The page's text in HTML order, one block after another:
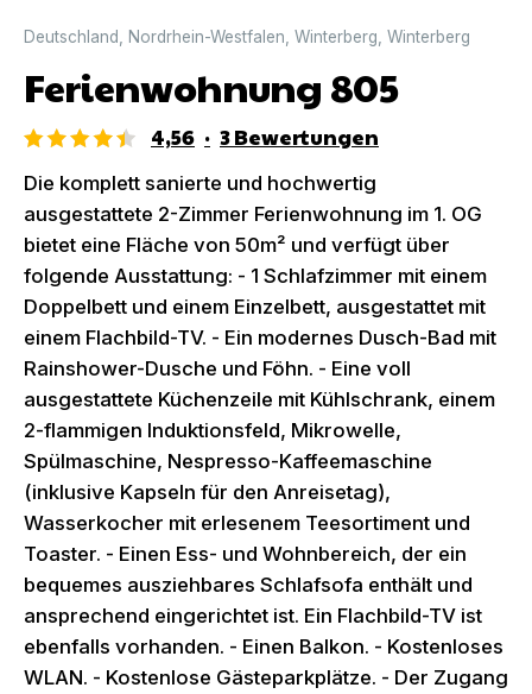
Deutschland Nordrhein-Westfalen Winterberg Winterberg
Ferienwohnung 805
4,56 · 3Bewertungen
Die komplett sanierte und hochwertig
ausgestattete 2-Zimmer Ferienwohnung im 1. OG
bietet eine Fläche von 50m² und verfügt über
folgende Ausstattung: - 1 Schlafzimmer mit einem
Doppelbett und einem Einzelbett, ausgestattet mit
einem Flachbild-TV. - Ein modernes Dusch-Bad mit
Rainshower-Dusche und Föhn. - Eine voll
ausgestattete Küchenzeile mit Kühlschrank, einem
2-flammigen Induktionsfeld, Mikrowelle,
Spülmaschine, Nespresso-Kaffeemaschine
(inklusive Kapseln für den Anreisetag),
Wasserkocher mit erlesenem Teesortiment und
Toaster. - Einen Ess- und Wohnbereich, der ein
bequemes ausziehbares Schlafsofa enthält und
ansprechend eingerichtet ist. Ein Flachbild-TV ist
ebenfalls vorhanden. - Einen Balkon. - Kostenloses
WLAN. - Kostenlose Gästeparkplätze. - Der Zugang